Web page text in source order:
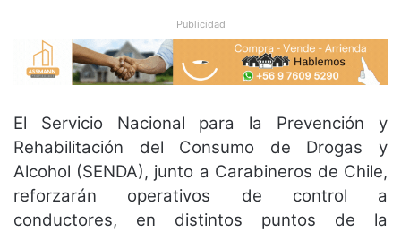
Publicidad
El Servicio Nacional para la Prevención y
Rehabilitación del Consumo de Drogas y
Alcohol (SENDA), junto a Carabineros de Chile,
reforzarán operativos de control a
conductores, en distintos puntos de la